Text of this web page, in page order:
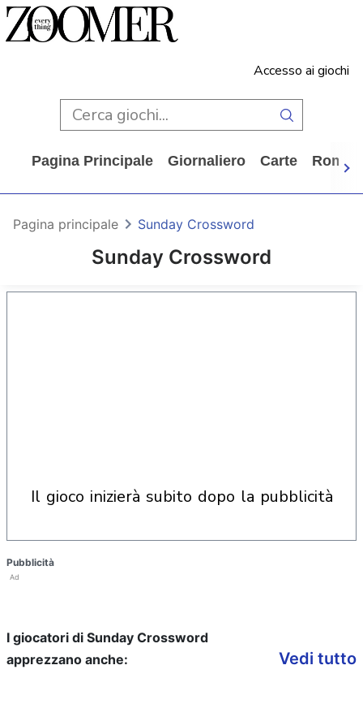
Accesso ai giochi
Pagina Principale Giornaliero Carte
Sunday Crossword
Pagina principale Sunday Crossword
il gioco inizierà subito dopo la pubblicità
Pubblicità
Ad
I giocatori di Sunday Crossword
apprezzano anche:
Vedi tutto